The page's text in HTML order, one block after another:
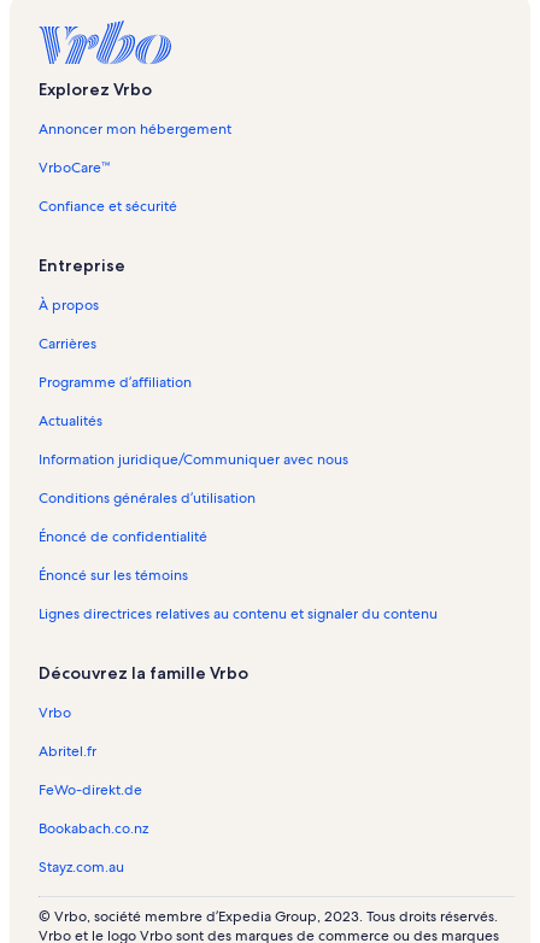
Explorez Vrbo
Annoncer mon hébergement
VrboCare™
Confiance et sécurité
Entreprise
À propos
Carrières
Programme d’affiliation
Actualités
Information juridique/Communiquer avec nous
Conditions générales d’utilisation
Énoncé de confidentialité
Énoncé sur les témoins
Lignes directrices relatives au contenu et signaler du contenu
Découvrez la famille Vrbo
Vrbo
Abritel.fr
FeWo-direkt.de
Bookabach.co.nz
Stayz.com.au
© Vrbo, société membre d’Expedia Group, 2023. Tous droits réservés.
Vrbo et le logo Vrbo sont des marques de commerce ou des marques